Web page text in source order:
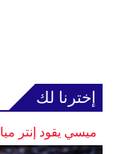
إخترنا لك
ميسي يقود إنتر